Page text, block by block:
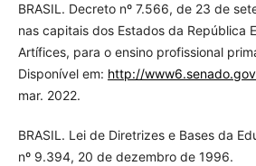
BRASIL. Decreto nº 7.566, de 23 de
nas capitais dos Estados da República
Artífices, para o ensino profissional
Disponível em: http://
mar. 2022.
BRASIL. Lei de Diretrizes e Bases da
nº 9.394, 20 de dezembro de 1996.